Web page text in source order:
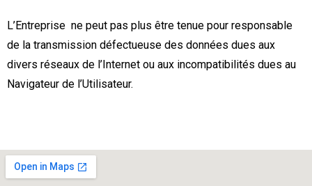
L’Entreprise ne peut pas plus être tenue pour responsable
de la transmission défectueuse des données dues aux
divers réseaux de l’Internet ou aux incompatibilités dues au
Navigateur de l’Utilisateur.